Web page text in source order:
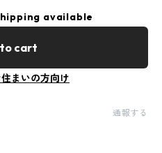
available
cart
まいの方向け
通報する